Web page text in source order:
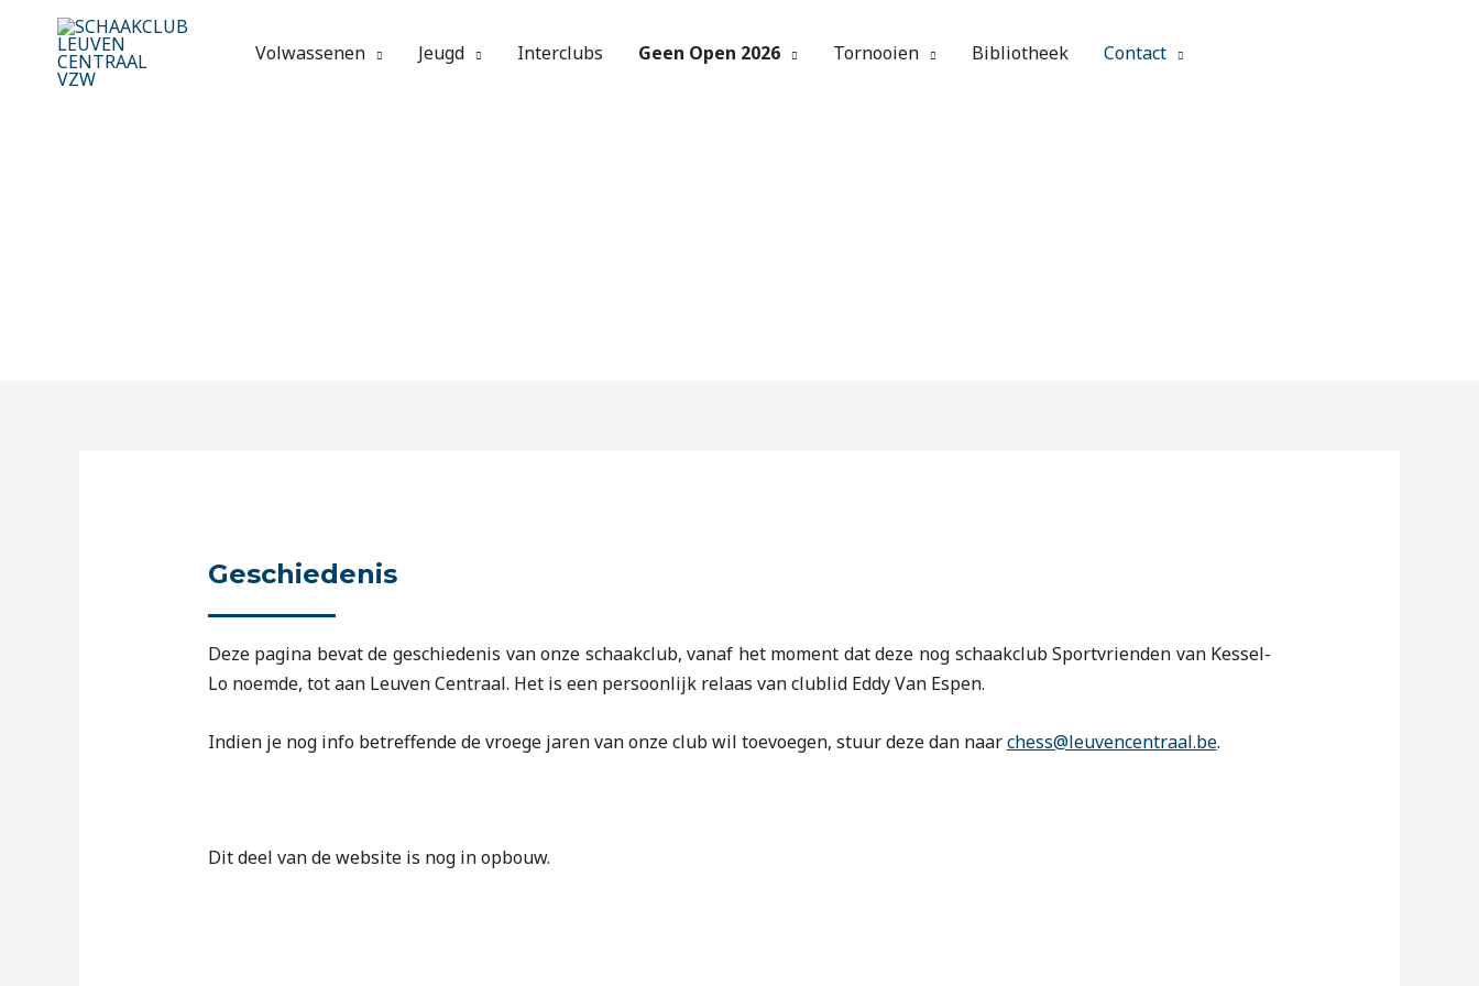
Volwassenen Jeugd Interclubs Geen Open 2026 Tornooien Bibliotheek Contact
Geschiedenis
Deze pagina bevat de geschiedenis van onze schaakclub, vanaf het moment dat deze nog schaakclub Sportvrienden van Kessel-
Lo noemde, tot aan Leuven Centraal. Het is een persoonlijk relaas van clublid Eddy Van Espen.
Indien je nog info betreffende de vroege jaren van onze club wil toevoegen, stuur deze dan naarchess@leuvencentraal.be.
Dit deel van de website is nog in opbouw.